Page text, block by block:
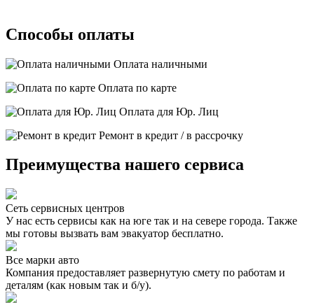
Способы оплаты
Оплата наличными
Оплата по карте
Оплата для Юр. Лиц
Ремонт в кредит / в рассрочку
Преимущества нашего сервиса
Сеть сервисных центров
У нас есть сервисы как на юге так и на севере города. Также
мы готовы вызвать вам эвакуатор бесплатно.
Все марки авто
Компания предоставляет развернутую смету по работам и
деталям (как новым так и б/у).